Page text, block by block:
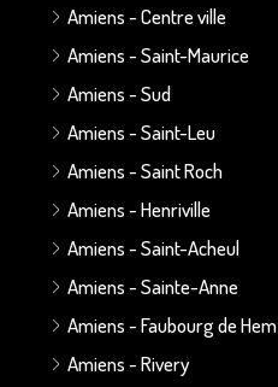
Amiens - Centre ville
Amiens - Saint-Maurice
Amiens - Sud
Amiens - Saint-Leu
Amiens - Saint Roch
Amiens - Henriville
Amiens - Saint-Acheul
Amiens - Sainte-Anne
Amiens - Faubourg de Hem
Amiens - Rivery